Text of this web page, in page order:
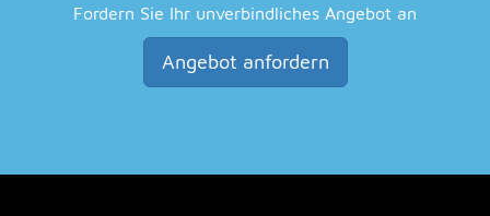
Fordern Sie Ihr unverbindliches Angebot an
Angebot anfordern